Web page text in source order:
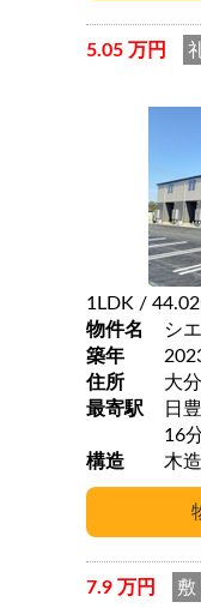
5.05 万円
1LDK /
物件名
シ
築年
住所
大
最寄駅
日豊
16
構造
木造
7.9 万円 敷